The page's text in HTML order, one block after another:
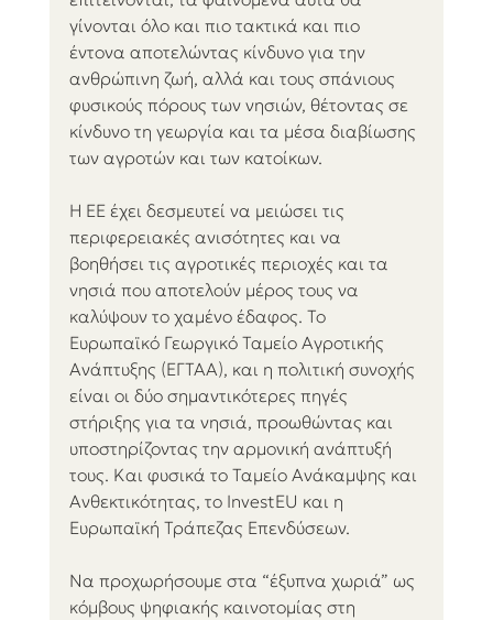
γίνονται όλο και πιο τακτικά και πιο
έντονα αποτελώντας κίνδυνο για την
ανθρώπινη ζωή, αλλά και τους σπάνιους
φυσικούς πόρους των νησιών, θέτοντας σε
κίνδυνο τη γεωργία και τα μέσα διαβίωσης
των αγροτών και των κατοίκων.
Η ΕΕ έχει δεσμευτεί να μειώσει τις
περιφερειακές ανισότητες και να
βοηθήσει τις αγροτικές περιοχές και τα
νησιά που αποτελούν μέρος τους να
καλύψουν το χαμένο έδαφος. Το
Ευρωπαϊκό Γεωργικό Ταμείο Αγροτικής
Ανάπτυξης (ΕΓΤΑΑ), και η πολιτική συνοχής
είναι οι δύο σημαντικότερες πηγές
στήριξης για τα νησιά, προωθώντας και
υποστηρίζοντας την αρμονική ανάπτυξή
τους. Και φυσικά το Ταμείο Ανάκαμψης και
Ανθεκτικότητας, το InvestEU και η
Ευρωπαϊκή Τράπεζας Επενδύσεων.
Να προχωρήσουμε στα “έξυπνα χωριά” ως
κόμβους ψηφιακής καινοτομίας στη